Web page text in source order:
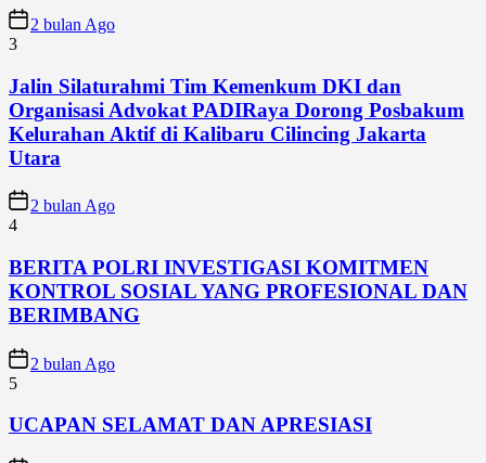
2 bulan Ago
3
Jalin Silaturahmi Tim Kemenkum DKI dan
Organisasi Advokat PADIRaya Dorong Posbakum
Kelurahan Aktif di Kalibaru Cilincing Jakarta
Utara
2 bulan Ago
4
BERITA POLRI INVESTIGASI KOMITMEN
KONTROL SOSIAL YANG PROFESIONAL DAN
BERIMBANG
2 bulan Ago
5
UCAPAN SELAMAT DAN APRESIASI